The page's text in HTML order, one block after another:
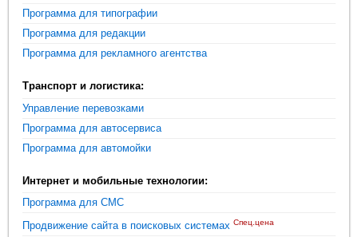
Программа для типографии
Программа для редакции
Программа для рекламного агентства
Транспорт и логистика:
Управление перевозками
Программа для автосервиса
Программа для автомойки
Интернет и мобильные технологии:
Программа для СМС
Продвижение сайта в поисковых системах Спец.цена